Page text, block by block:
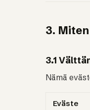
3.
3.1
Nämä
Eväste